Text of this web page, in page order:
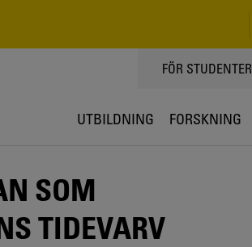
TOPPMENY
FÖR STUDENTER
UTBILDNING FORSKNING
SOM
TIDEVARV